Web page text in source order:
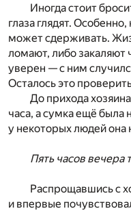
Иногда стоит
глаза глядят.
может сдерживать.
ломают, либо закаляют
уверен — с ним
Осталось это
До прихода
часа, а сумка ещё была
у некоторых людей она
Пять часов вечера
Распрощавшись с
и впервые